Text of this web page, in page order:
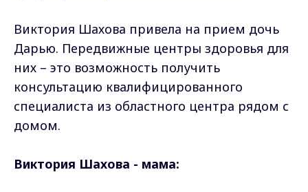
Виктория Шахова привела на прием дочь
Дарью. Передвижные центры здоровья для
них – это возможность получить
консультацию квалифицированного
специалиста из областного центра рядом с
домом.
Виктория Шахова - мама: